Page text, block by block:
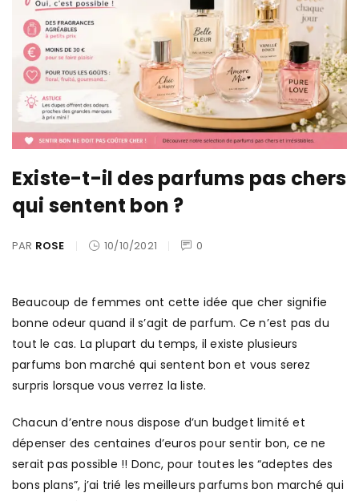
Existe-t-il des parfums pas chers
qui sentent bon ?
PAR ROSE 10/10/2021 0
Beaucoup de femmes ont cette idée que cher signifie
bonne odeur quand il s’agit de parfum. Ce n’est pas du
tout le cas. La plupart du temps, il existe plusieurs
parfums bon marché qui sentent bon et vous serez
surpris lorsque vous verrez la liste.
Chacun d’entre nous dispose d’un budget limité et
dépenser des centaines d’euros pour sentir bon, ce ne
serait pas possible !! Donc, pour toutes les “adeptes des
bons plans”, j’ai trié les meilleurs parfums bon marché qui